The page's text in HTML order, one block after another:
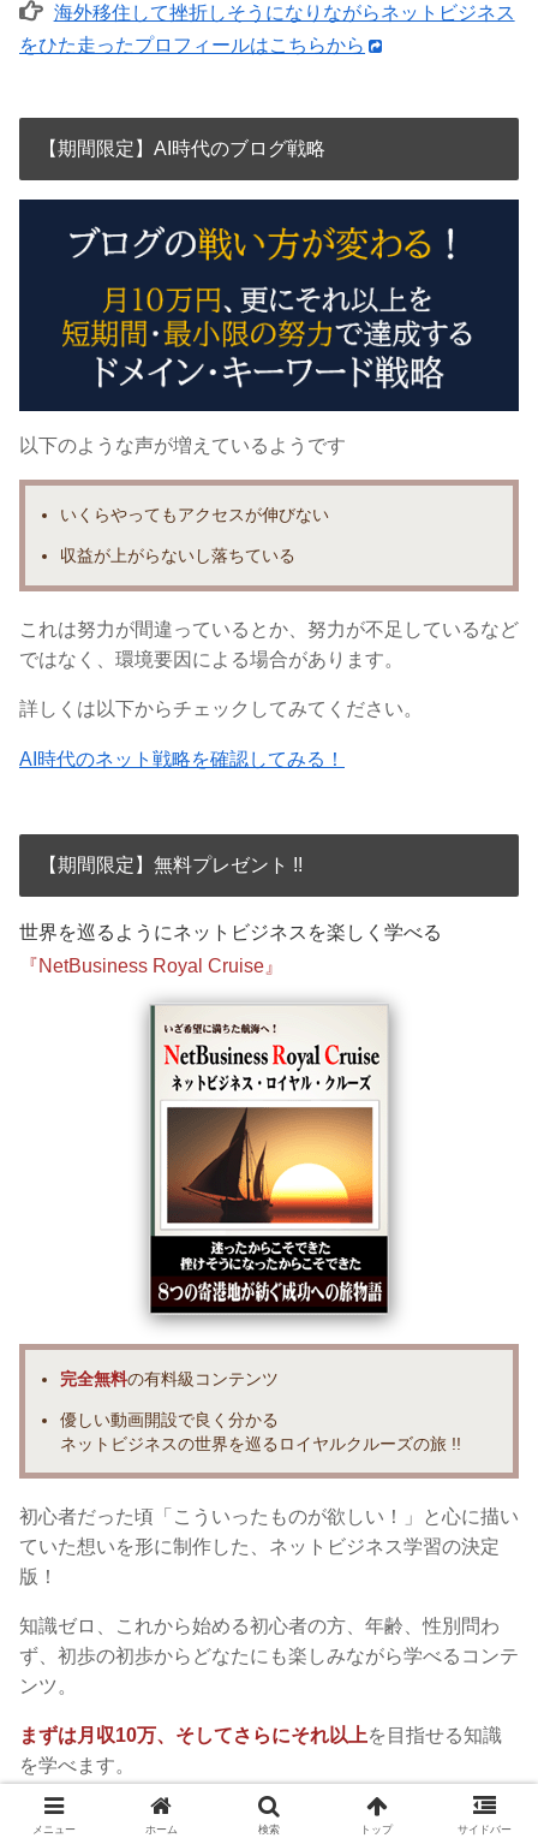
海外移住して挫折しそうになりながらネットビジネス
をひた走ったプロフィールはこちらから
【期間限定】AI時代のブログ戦略
以下のような声が増えているようです
いくらやっても アクセスが伸びない
収益が上がらないし落ちている
これは努力が間違っているとか、努力が不足しているなど
ではなく、 環境要因による場合があります。
詳しくは以下からチェックしてみてください。
AI時代のネット戦略を確認してみる！
【期間限定】無料プレゼント !!
世界を巡るようにネットビジネスを楽しく学べる
『NetBusiness Royal Cruise』
完全無料の有料級コンテンツ
優しい動画開設で良く分かる
ネットビジネスの世界を巡るロイヤルクルーズの旅 !!
初心者だった頃「こういったものが欲しい！」と心に描い
ていた想いを形に制作した、ネットビジネス学習の決定
版！
知識ゼロ、これから始める初心者の方、年齢、性別問わ
ず、初歩の初歩からどなたにも楽しみながら学べるコンテ
ンツ。
まずは月収10万、そしてさらにそれ以上を目指せる知識
を学べます。
『NetBusiness Royal Cruise』を完全無料で手に入れる!!
メニュー ホーム 検索 トップ サイドバー